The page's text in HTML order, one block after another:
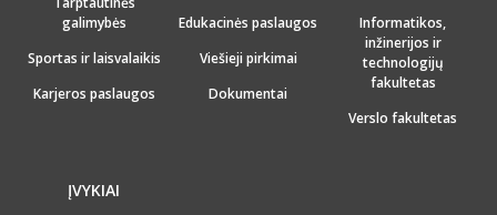
galimybės
Sportas ir laisvalaikis
Karjeros paslaugos
Edukacinės paslaugos
Viešieji pirkimai
Dokumentai
Informatikos,
inžinerijos ir
technologijų
fakultetas
Verslo fakultetas
ĮVYKIAI